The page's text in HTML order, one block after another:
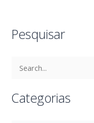
Pesquisar
s
Categorias